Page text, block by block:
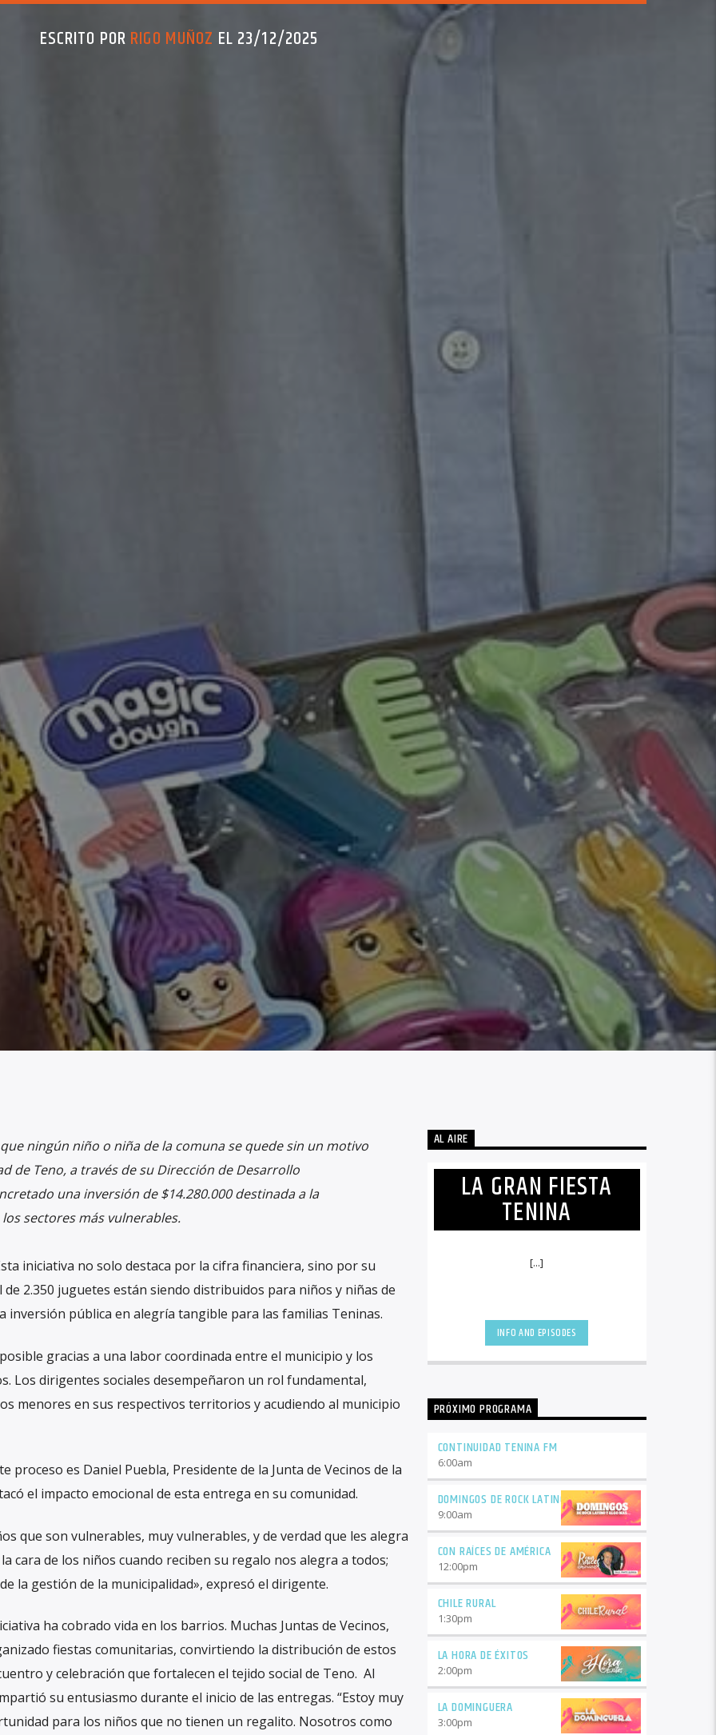
ESCRITO POR RIGO MUÑOZ EL 23/12/2025
ningún niño o niña de la comuna se quede sin un motivo
de Teno, a través de su Dirección de Desarrollo
una inversión de $14.280.000 destinada a la
sectores más vulnerables.
iniciativa no solo destaca por la cifra financiera, sino por su
2.350 juguetes están siendo distribuidos para niños y niñas de
inversión pública en alegría tangible para las familias Teninas.
gracias a una labor coordinada entre el municipio y los
Los dirigentes sociales desempeñaron un rol fundamental,
menores en sus respectivos territorios y acudiendo al municipio
proceso es Daniel Puebla, Presidente de la Junta de Vecinos de la
el impacto emocional de esta entrega en su comunidad.
que son vulnerables, muy vulnerables, y de verdad que les alegra
cara de los niños cuando reciben su regalo nos alegra a todos;
la gestión de la municipalidad», expresó el dirigente.
ha cobrado vida en los barrios. Muchas Juntas de Vecinos,
fiestas comunitarias, convirtiendo la distribución de estos
y celebración que fortalecen el tejido social de Teno. Al
su entusiasmo durante el inicio de las entregas. “Estoy muy
para los niños que no tienen un regalito. Nosotros como
AL AIRE
LA GRAN FIESTA
TENINA
[...]
INFO AND EPISODES
PRÓXIMO PROGRAMA
CONTINUIDAD TENINA FM
6:00am
DOMINGOS DE ROCK LATINO
9:00am
CON RAÍCES DE AMÉRICA
12:00pm
CHILE RURAL
1:30pm
LA HORA DE ÉXITOS
2:00pm
LA DOMINGUERA
3:00pm